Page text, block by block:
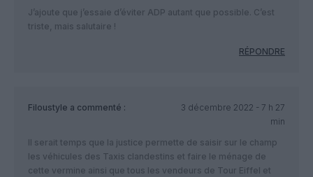
J’ajoute que j’essaie d’éviter ADP autant que possible. C’est
triste, mais salutaire !
RÉPONDRE
Filoustyle a commenté :
3 décembre 2022 - 7 h 27
min
Il serait temps que la justice permette de saisir sur le champ
les véhicules des Taxis clandestins et faire le ménage de
cette vermine ainsi que tous les vendeurs de Tour Eiffel et